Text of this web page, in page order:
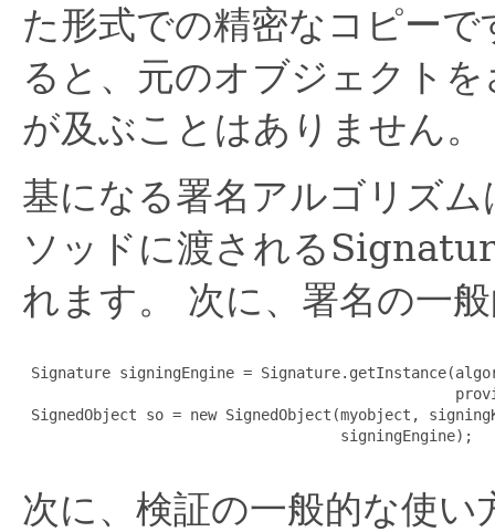
た形式での精密なコピーで
ると、元のオブジェクト
が及ぶことはありません。
基になる署名アルゴリズ
ソッドに渡される
れます。
次に、署名の一
Signature signingEngine =
SignedObject so = new SignedObject(myobject,
                                    signingEngine);
次に、検証の一般的な使